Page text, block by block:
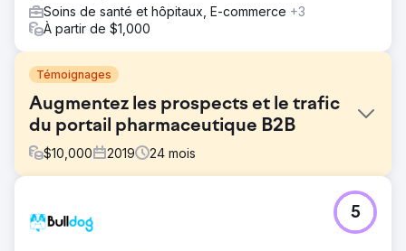
Soins de santé et hôpitaux, E-commerce +3
À partir de $1,000
Témoignages
Augmentez les prospects et le trafic
du portail pharmaceutique B2B
$10,000 2019 24 mois
Le client est venu nous voir dans le but d’obtenir des
prospects grâce au référencement. Il s'agit d'un portail
5